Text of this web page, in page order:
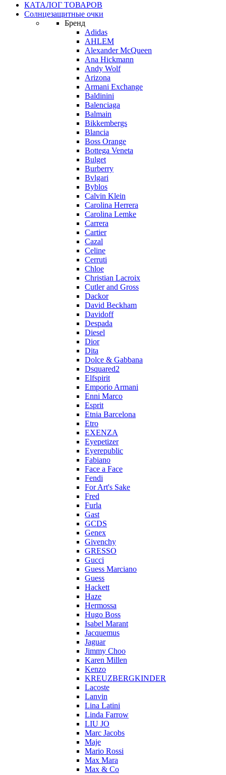
КАТАЛОГ ТОВАРОВ
Солнцезащитные очки
Бренд
Adidas
AHLEM
Alexander McQueen
Ana Hickmann
Andy Wolf
Arizona
Armani Exchange
Baldinini
Balenciaga
Balmain
Bikkembergs
Blancia
Boss Orange
Bottega Veneta
Bulget
Burberry
Bvlgari
Byblos
Calvin Klein
Carolina Herrera
Carolina Lemke
Carrera
Cartier
Cazal
Celine
Cerruti
Chloe
Christian Lacroix
Cutler and Gross
Dackor
David Beckham
Davidoff
Despada
Diesel
Dior
Dita
Dolce & Gabbana
Dsquared2
Elfspirit
Emporio Armani
Enni Marco
Esprit
Etnia Barcelona
Etro
EXENZA
Eyepetizer
Eyerepublic
Fabiano
Face a Face
Fendi
For Art's Sake
Fred
Furla
Gast
GCDS
Genex
Givenchy
GRESSO
Gucci
Guess Marciano
Guess
Hackett
Haze
Hermossa
Hugo Boss
Isabel Marant
Jacquemus
Jaguar
Jimmy Choo
Karen Millen
Kenzo
KREUZBERGKINDER
Lacoste
Lanvin
Lina Latini
Linda Farrow
LIU JO
Marc Jacobs
Maje
Mario Rossi
Max Mara
Max & Co